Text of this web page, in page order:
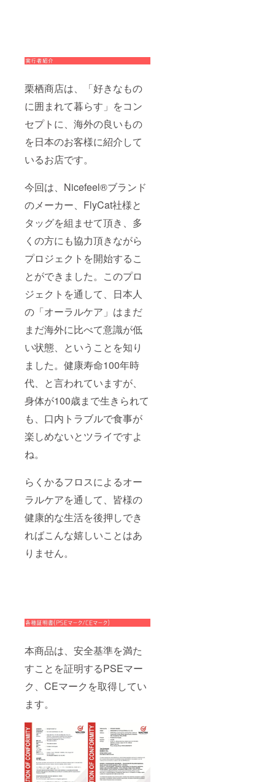
栗栖商店は、「好きなもの
に囲まれて暮らす」をコン
セプトに、海外の良いもの
を日本のお客様に紹介して
いるお店です。
今回は、Nicefeel®ブランド
のメーカー、FlyCat社様と
タッグを組ませて頂き、多
くの方にも協力頂きながら
プロジェクトを開始するこ
とができました。このプロ
ジェクトを通して、日本人
の「オーラルケア」はまだ
まだ海外に比べて意識が低
い状態、ということを知り
ました。健康寿命100年時
代、と言われていますが、
身体が100歳まで生きられて
も、口内トラブルで食事が
楽しめないとツライですよ
ね。
らくかるフロスによるオー
ラルケアを通して、皆様の
健康的な生活を後押しでき
ればこんな嬉しいことはあ
りません。
本商品は、安全基準を満た
すことを証明するPSEマー
ク、CEマークを取得してい
ます。